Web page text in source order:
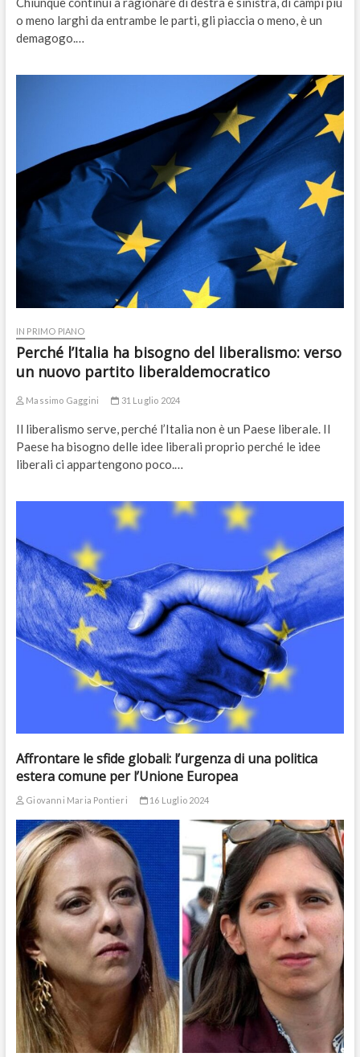
o meno larghi da entrambe le parti, gli piaccia o meno, è un
demagogo.…
IN PRIMO PIANO
Perché l’Italia ha bisogno del liberalismo: verso
un nuovo partito liberaldemocratico
Massimo Gaggini 31 Luglio 2024
Il liberalismo serve, perché l’Italia non è un Paese liberale. Il
Paese ha bisogno delle idee liberali proprio perché le idee
liberali ci appartengono poco.…
Affrontare le sfide globali: l’urgenza di una politica
estera comune per l’Unione Europea
Giovanni Maria Pontieri 16 Luglio 2024